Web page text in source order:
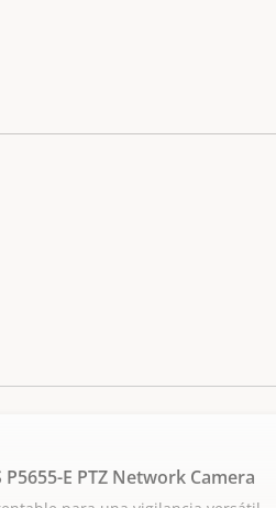
P5655-E PTZ Network Camera